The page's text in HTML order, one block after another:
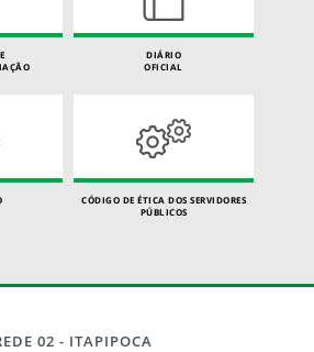
DIÁRIO
OFICIAL
CÓDIGO DE ÉTICA DOS SERVIDORES
PÚBLICOS
02 - ITAPIPOCA